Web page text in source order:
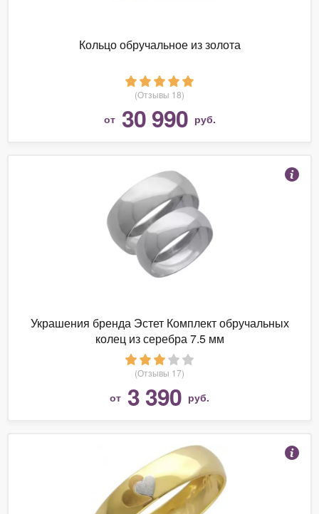
Кольцо обручальное из золота
(Отзывы 18)
от 30 990 руб.
Украшения бренда Эстет Комплект обручальных
колец из серебра 7.5 мм
(Отзывы 17)
от 3 390 руб.